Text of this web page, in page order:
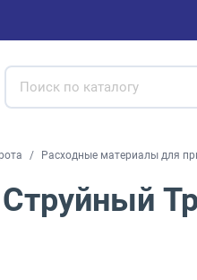
Расходные материалы для